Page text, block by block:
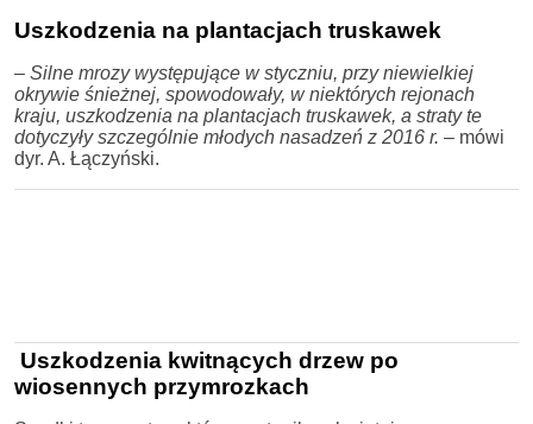
Uszkodzenia na plantacjach truskawek
– Silne mrozy występujące w styczniu, przy niewielkiej
okrywie śnieżnej, spowodowały, w niektórych rejonach
kraju, uszkodzenia na plantacjach truskawek, a straty te
dotyczyły szczególnie młodych nasadzeń z 2016 r. – mówi
dyr. A. Łączyński.
Uszkodzenia kwitnących drzew po
wiosennych przymrozkach